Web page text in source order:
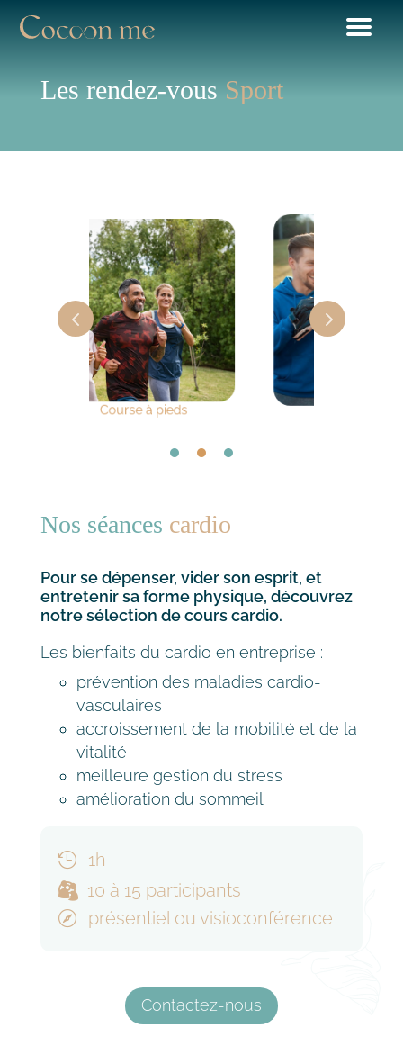
Les rendez-vous Sport
Cardio boxing
Nos séances cardio
Pour se dépenser, vider son esprit, et
entretenir sa forme physique, découvrez
notre sélection de cours cardio.
Les bienfaits du cardio en entreprise :
prévention des maladies cardio-
vasculaires
accroissement de la mobilité et de la
vitalité
meilleure gestion du stress
amélioration du sommeil
 1h
 10 à 15 participants

 présentiel ou visioconférence
Contactez-nous